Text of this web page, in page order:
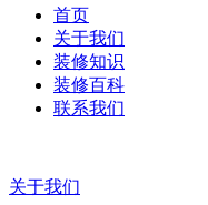
首页
关于我们
装修知识
装修百科
联系我们
关于我们